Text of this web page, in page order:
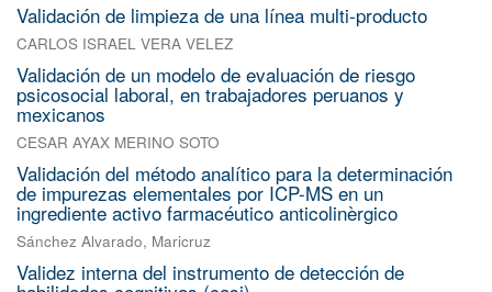
Validación de limpieza de una línea multi-producto
CARLOS ISRAEL VERA VELEZ
Validación de un modelo de evaluación de riesgo
psicosocial laboral, en trabajadores peruanos y
mexicanos
CESAR AYAX MERINO SOTO
Validación del método analítico para la determinación
de impurezas elementales por ICP-MS en un
ingrediente activo farmacéutico anticolinèrgico
Sánchez Alvarado, Maricruz
Validez interna del instrumento de detección de